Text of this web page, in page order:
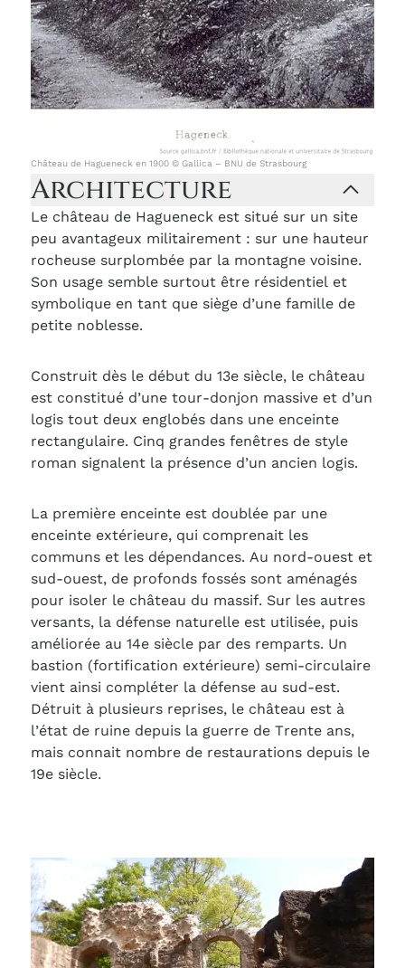
Château de Hagueneck en 1900 © Gallica – BNU de Strasbourg
Architecture
Le château de Hagueneck est situé sur un site
peu avantageux militairement : sur une hauteur
rocheuse surplombée par la montagne voisine.
Son usage semble surtout être résidentiel et
symbolique en tant que siège d’une famille de
petite noblesse.
Construit dès le début du 13e siècle, le château
est constitué d’une tour-donjon massive et d’un
logis tout deux englobés dans une enceinte
rectangulaire. Cinq grandes fenêtres de style
roman signalent la présence d’un ancien logis.
La première enceinte est doublée par une
enceinte extérieure, qui comprenait les
communs et les dépendances. Au nord-ouest et
sud-ouest, de profonds fossés sont aménagés
pour isoler le château du massif. Sur les autres
versants, la défense naturelle est utilisée, puis
améliorée au 14e siècle par des remparts. Un
bastion (fortification extérieure) semi-circulaire
vient ainsi compléter la défense au sud-est.
Détruit à plusieurs reprises, le château est à
l’état de ruine depuis la guerre de Trente ans,
mais connait nombre de restaurations depuis le
19e siècle.